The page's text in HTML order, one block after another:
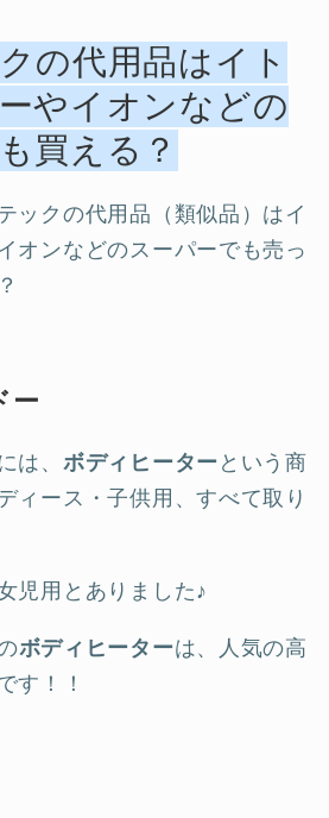
の代用品はイト
やイオンなどの
買える？
ックの代用品（類似品）はイ
オンなどのスーパーでも売っ
ー
は、 ボディヒーターという商
ィース・子供用、すべて取り
児用とありました♪
ボディヒーターは、人気の高
す！！